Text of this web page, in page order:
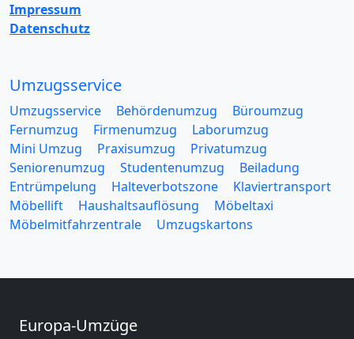
Impressum
Datenschutz
Umzugsservice
Umzugsservice Behördenumzug
Büroumzug
Fernumzug
Firmenumzug
Laborumzug
Mini Umzug
Praxisumzug
Privatumzug
Seniorenumzug
Studentenumzug
Beiladung
Entrümpelung
Halteverbotszone
Klaviertransport
Möbellift
Haushaltsauflösung
Möbeltaxi
Möbelmitfahrzentrale
Umzugskartons
Europa-Umzüge